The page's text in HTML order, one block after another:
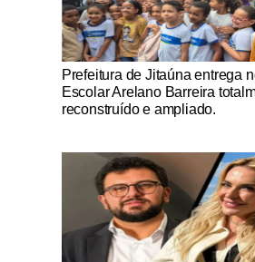
Notícias Católicas
Prefeitura de Jitaúna entrega
Escolar Arelano Barreira
reconstruído e ampliado.